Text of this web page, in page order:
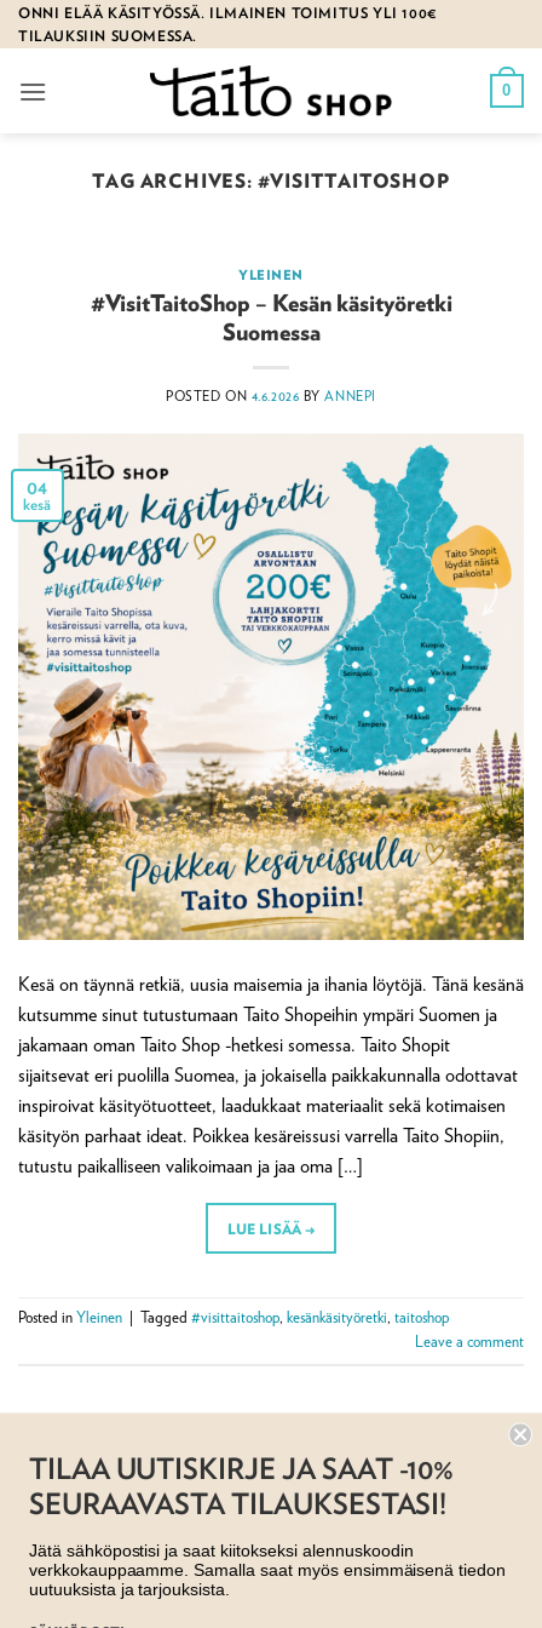
Skip
to
ONNI ELÄÄ KÄSITYÖSSÄ. ILMAINEN TOIMITUS YLI 100€
TILAUKSIIN SUOMESSA.
0
TAG ARCHIVES: #VISITTAITOSHOP
YLEINEN
#VisitTaitoShop – Kesän käsityöretki
Suomessa
POSTED ON 4.6.2026 BYANNEPI
04
kesä
Kesä on täynnä retkiä, uusia maisemia ja ihania löytöjä. Tänä kesänä
kutsumme sinut tutustumaan Taito Shopeihin ympäri Suomen ja
jakamaan oman Taito Shop -hetkesi somessa. Taito Shopit
sijaitsevat eri puolilla Suomea, ja jokaisella paikkakunnalla odottavat
inspiroivat käsityötuotteet, laadukkaat materiaalit sekä kotimaisen
käsityön parhaat ideat. Poikkea kesäreissusi varrella Taito Shopiin,
tutustu paikalliseen valikoimaan ja jaa oma […]
LUE LISÄÄ→
Posted in Yleinen Tagged #visittaitoshop, kesänkäsityöretki, taitoshop
Leave a comment
TILAA UUTISKIRJE JA SAAT -10%
SEURAAVASTA TILAUKSESTASI!
Jätä sähköpostisi ja saat kiitokseksi alennuskoodin
verkkokauppaamme. Samalla saat myös ensimmäisenä tiedon
uutuuksista ja tarjouksista.